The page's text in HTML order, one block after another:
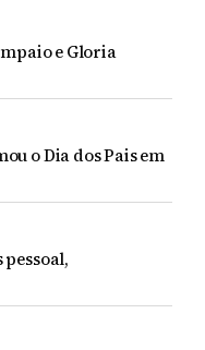
e Gloria
o Dia dos Pais em